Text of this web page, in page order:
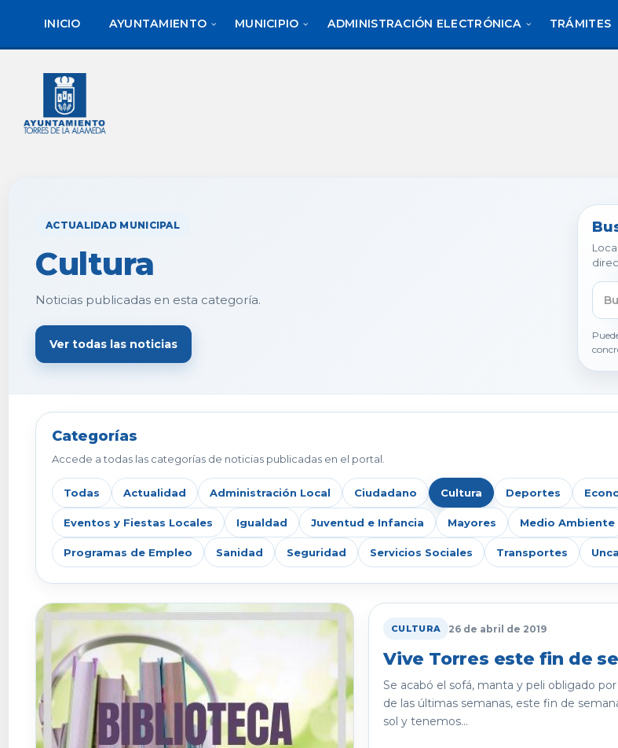
contenido
de
INICIO AYUNTAMIENTO MUNICIPIO ADMINISTRACIÓN ELECTRÓNICA TRÁMITES
ACTUALIDAD MUNICIPAL
Cultura
Noticias publicadas en esta categoría.
Ver todas las noticias
Categorías
Accede a todas las categorías de noticias publicadas en el portal.
Todas Actualidad Administración Local Ciudadano Cultura Deportes
Eventos y Fiestas Locales Igualdad Juventud e Infancia Mayores Medio Ambiente
Programas de Empleo Sanidad Seguridad Servicios Sociales Transportes
CULTURA 26 de abril de 2019
Vive Torres este fin de
Se acabó el sofá, manta y peli obligado por
de las últimas semanas, este fin de
sol y tenemos...